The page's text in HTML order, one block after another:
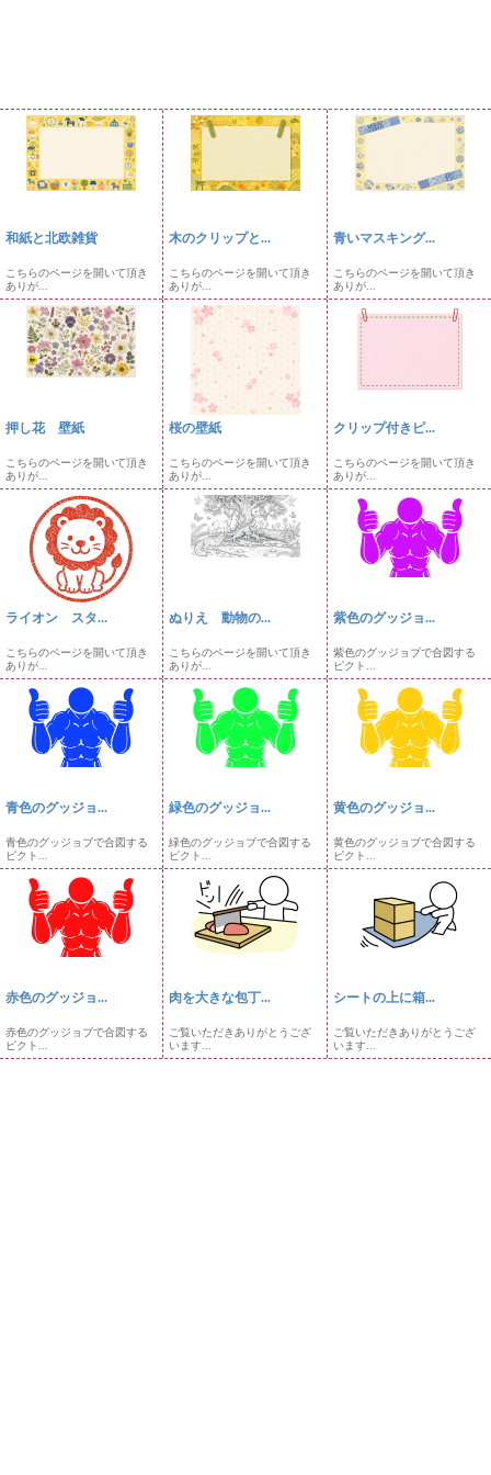
和紙と北欧雑貨
こちらのページを開いて頂き
ありが...
木のクリップと...
こちらのページを開いて頂き
ありが...
青いマスキング...
こちらのページを開いて頂き
ありが...
押し花 壁紙
こちらのページを開いて頂き
ありが...
桜の壁紙
こちらのページを開いて頂き
ありが...
クリップ付きピ...
こちらのページを開いて頂き
ありが...
ライオン スタ...
こちらのページを開いて頂き
ありが...
ぬりえ 動物の...
こちらのページを開いて頂き
ありが...
紫色のグッジョ...
紫色のグッジョブで合図する
ピクト...
青色のグッジョ...
青色のグッジョブで合図する
ピクト...
緑色のグッジョ...
緑色のグッジョブで合図する
ピクト...
黄色のグッジョ...
黄色のグッジョブで合図する
ピクト...
赤色のグッジョ...
赤色のグッジョブで合図する
ピクト...
肉を大きな包丁...
ご覧いただきありがとうござ
います...
シートの上に箱...
ご覧いただきありがとうござ
います...